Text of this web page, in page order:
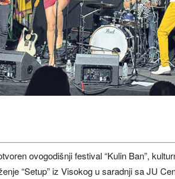
ovogodišnji festival “Kulin Ban”,
“Setup” iz Visokog u saradnji sa JU